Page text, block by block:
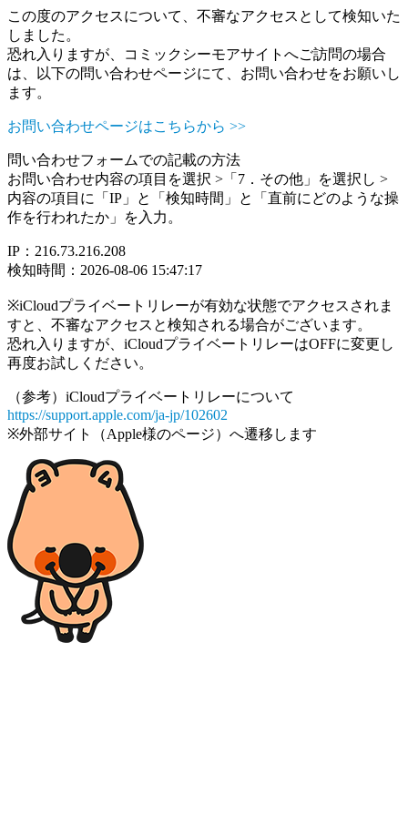
この度のアクセスについて、不審なアクセスとして検知いた
しました。
恐れ入りますが、コミックシーモアサイトへご訪問の場合
は、以下の問い合わせページにて、お問い合わせをお願いし
ます。
お問い合わせページはこちらから >>
問い合わせフォームでの記載の方法
お問い合わせ内容の項目を選択 >「7．その他」を選択し >
内容の項目に「IP」と「検知時間」と「直前にどのような操
作を行われたか」を入力。
IP：216.73.216.208
検知時間：2026-08-06 15:47:17
※iCloudプライベートリレーが有効な状態でアクセスされま
すと、不審なアクセスと検知される場合がございます。
恐れ入りますが、iCloudプライベートリレーはOFFに変更し
再度お試しください。
（参考）iCloudプライベートリレーについて
https://support.apple.com/ja-jp/102602
※外部サイト（Apple様のページ）へ遷移します